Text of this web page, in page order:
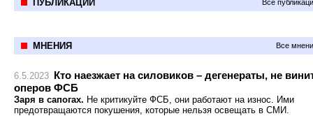
ПУБЛИКАЦИИ Все
МНЕНИЯ Все
6.5.2023 Кто наезжает на силовиков – дегенераты, не
оперов ФСБ
Заря в сапогах. Не критикуйте ФСБ, они работают на износ. Ими
предотвращаются покушения, которые нельзя освещать в СМИ.